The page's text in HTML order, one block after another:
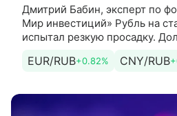
Дмитрий Бабин, эксперт по
Мир инвестиций» Рубль на
испытал резкую просадку.
EUR/RUB+0.82% CNY/RUB